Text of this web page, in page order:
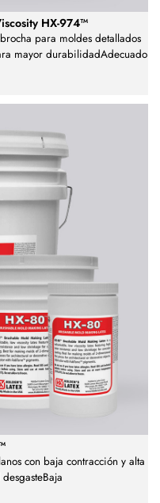
HX-974™
para moldes detallados
mayor durabilidadAdecuado
con baja contracción y alta